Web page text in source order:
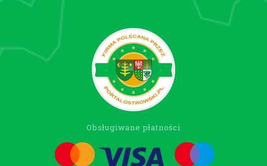
Obsługiwane płatności